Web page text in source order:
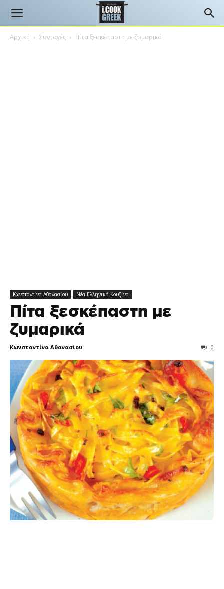
Αρχική Συνταγές Πίτα ξεσκέπαστη με ζυμαρικά
Κωνσταντίνα Αθανασίου Νέα Ελληνική Κουζίνα
Πίτα ξεσκέπαστη με
ζυμαρικά
Κωνσταντίνα Αθανασίου 0